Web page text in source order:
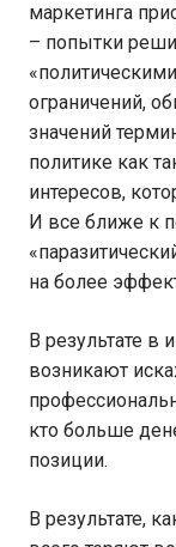
маркетинга
– попытки
ограничений,
значений
политике как
интересов,
И все ближе к
на более
В результате в
возникают
кто больше
позиции.
В результате,